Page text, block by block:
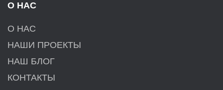
О НАС
О НАС
НАШИ ПРОЕКТЫ
НАШ БЛОГ
КОНТАКТЫ